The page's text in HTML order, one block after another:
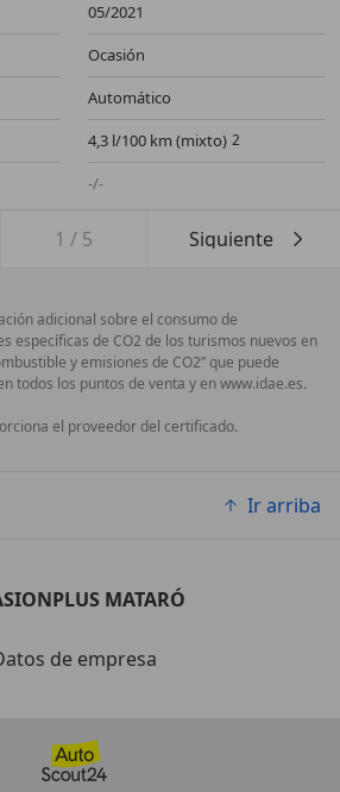
05/2021
Ocasión
Automático
4,3 l/100 km (mixto)
-/-
1 / 5 Siguiente
adicional sobre el consumo de
específicas de CO2 de los turismos nuevos en
y emisiones de CO2” que puede
todos los puntos de venta y en www.idae.es.
el proveedor del certificado.
Ir arriba
MATARÓ
de empresa